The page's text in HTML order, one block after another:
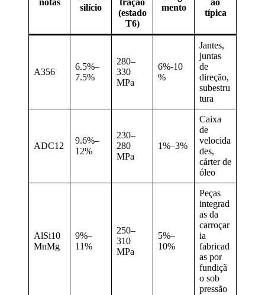
notas
silício
tração
(estado
T6)
mento
ão
típica
A356
6.5%–
7.5%
280–
330
MPa
6%-10
%
Jantes,
juntas
de
direção,
subestru
tura
ADC12
9.6%–
12%
230–
280
MPa
1%–3%
Caixa
de
velocida
des,
cárter de
óleo
AlSi10
MnMg
9%–
11%
250–
310
MPa
5%–
10%
Peças
integrad
as da
carroçar
ia
fabricad
as por
fundiçã
o sob
pressão